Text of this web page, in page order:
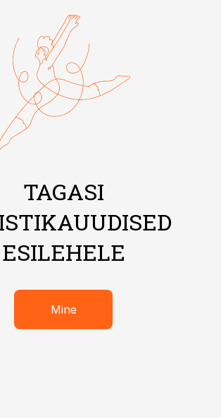
TAGASI
ESILEHELE
Mine